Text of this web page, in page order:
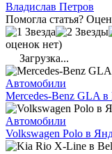
Владислав Петров
Помогла статья?
оценок нет)
Загрузка...
Автомобили
Mercedes-Benz GLA в
Автомобили
Volkswagen Polo в